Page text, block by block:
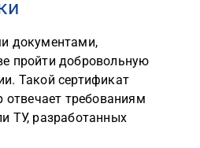
документами,
пройти добровольную
Такой сертификат
отвечает требованиям
ТУ, разработанных